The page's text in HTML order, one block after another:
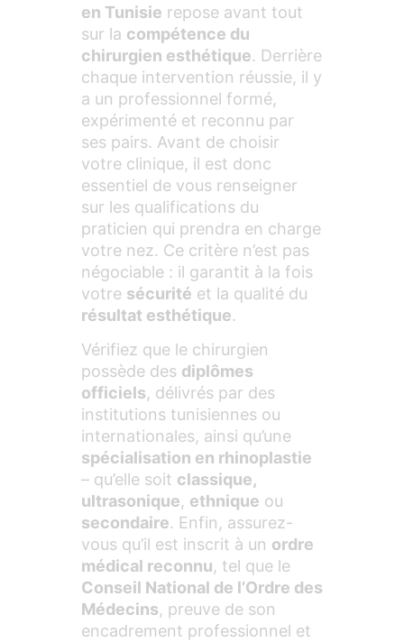
en Tunisie repose avant tout
sur la compétence du
chirurgien esthétique. Derrière
chaque intervention réussie, il y
a un professionnel formé,
expérimenté et reconnu par
ses pairs. Avant de choisir
votre clinique, il est donc
essentiel de vous renseigner
sur les qualifications du
praticien qui prendra en charge
votre nez. Ce critère n’est pas
négociable : il garantit à la fois
votre sécurité et la qualité du
résultat esthétique.
Vérifiez que le chirurgien
possède des diplômes
officiels, délivrés par des
institutions tunisiennes ou
internationales, ainsi qu’une
spécialisation en rhinoplastie
– qu’elle soit classique,
ultrasonique, ethnique ou
secondaire. Enfin, assurez-
vous qu’il est inscrit à un ordre
médical reconnu, tel que le
Conseil National de l’Ordre des
Médecins, preuve de son
encadrement professionnel et